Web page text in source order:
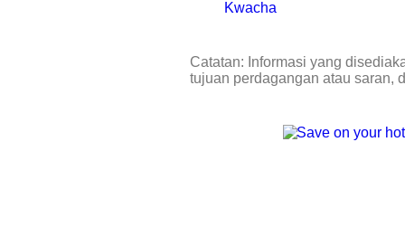
Catatan: Informasi yang
tujuan perdagangan atau saran,